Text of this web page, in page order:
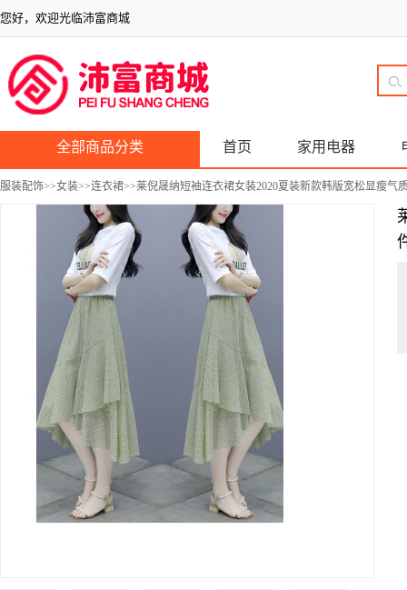
您好，欢迎光临沛富商城
全部商品分类 首页 家用电器
服装配饰>>女装>>连衣裙>>莱倪晟纳短袖连衣裙女装2020夏装新款韩版宽松显瘦气